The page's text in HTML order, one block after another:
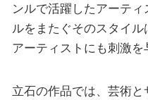
ンルで活躍したアーテ
ルをまたぐそのスタイ
アーティストにも刺激を
立石の作品では、芸術